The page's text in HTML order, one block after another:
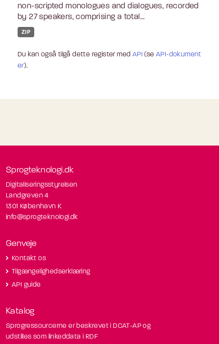
non-scripted monologues and dialogues, recorded
by 27 speakers, comprising a total...
ZIP
Du kan også tilgå dette register med API (seAPI-dokument
er).
Sprogteknologi.dk
Digitaliseringsstyrelsen
Landgreven 4
1301 København K
info@sprogteknologi.dk
Genveje
Kontakt os
Tilgængelighedserklæring
API guide
Katalog
Sprogressourcerne er beskrevet i DCAT-AP og
udstilles som linkeddata i RDF